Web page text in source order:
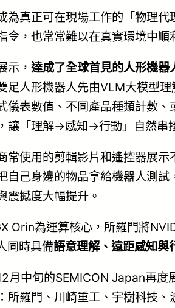
為真正可在現場工作的「物理
令，也常常難以在真實環境中順
示， 達成了全球首見的人形機
足人形機器人先由VLM大模型
儀表數值、不同產品種類計數
讓「理解→感知→行動」自然串
常使用的剪輯影片和遙控器展
自己身邊的物品拿給機器人測
震撼度大幅提升。
Orin為運算核心，所羅門將
同時具備語意理解、遠距感知與
月中旬的SEMICON Japan再
所羅門、川崎重工、宇樹科技